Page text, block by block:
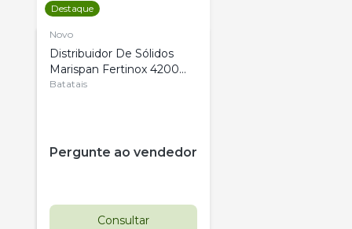
Destaque
Novo
Distribuidor De Sólidos
Marispan Fertinox 4200
Citrus
Batatais
Pergunte ao vendedor
Consultar